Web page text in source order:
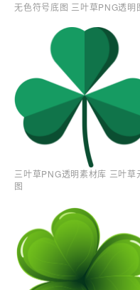
无色符号底图 三叶草PNG透明
三叶草PNG透明素材库 三叶草
图